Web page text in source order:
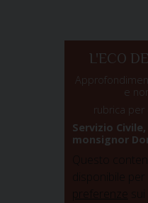
L'ECO
e
rubrica per
Servizio
monsignor